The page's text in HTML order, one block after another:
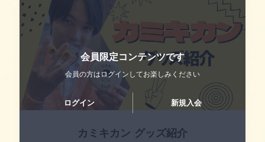
カミキカン グッズ紹介
会員限定コンテンツです
会員の方はログインしてお楽しみください
ログイン 新規入会